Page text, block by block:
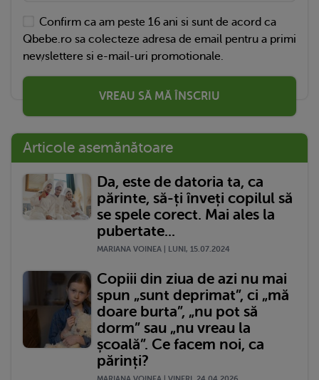
Confirm ca am peste 16 ani si sunt de acord ca
Qbebe.ro sa colecteze adresa de email pentru a primi
newslettere si e-mail-uri promotionale.
VREAU SĂ MĂ ÎNSCRIU
Articole asemănătoare
Da, este de datoria ta, ca
părinte, să-ți înveți copilul să
se spele corect. Mai ales la
pubertate...
MARIANA VOINEA | LUNI, 15.07.2024
Copiii din ziua de azi nu mai
spun „sunt deprimat”, ci „mă
doare burta”, „nu pot să
dorm” sau „nu vreau la
școală”. Ce facem noi, ca
părinți?